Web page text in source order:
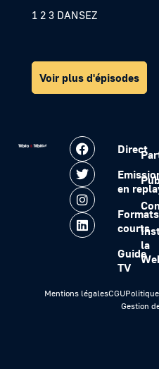
1 2 3 DANSEZ
Voir plus d'épisodes
Direct
en
Formats
courts
Guide
TV
la
Mentions légalesCGU
Gestion